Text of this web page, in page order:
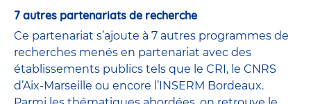
7 autres partenariats de recherche
Ce partenariat s’ajoute à 7 autres programmes de
recherches menés en partenariat avec des
établissements publics tels que le CRI, le CNRS
d’Aix-Marseille ou encore l’INSERM Bordeaux.